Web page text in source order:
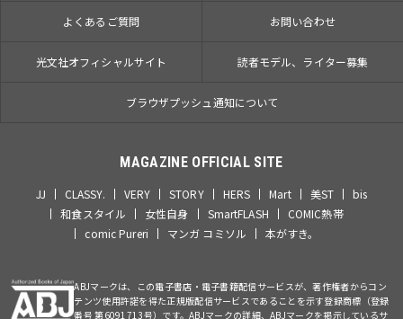
よくあるご質問 お問い合わせ
光文社オフィシャルサイト 読者モデル、ライター募集
ブラウザプッシュ通知について
MAGAZINE OFFICIAL SITE
JJ CLASSY. VERY STORY HERS Mart 美ST
bis
和食スタイル
女性自身 SmartFLASH
COMIC熱帯
comic Pureri
マンガ コミソル 本がすき。
ABJマークは、この電子書店・電子書籍配信サービスが、著作権者からコン
テンツ使用許諾を得た正規版配信サービスであることを示す登録商標（登録
番号 第6091713号）です。ABJマークの詳細、ABJマークを掲示しているサ